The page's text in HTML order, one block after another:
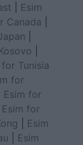
Esim
Canada
for Tunisia
for
Esim for
Esim for
Esim
Esim